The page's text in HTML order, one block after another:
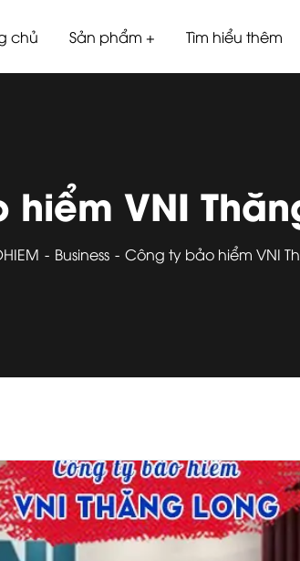
chủ Sản phẩm Tìm hiểu thêm
VNI
Business Công ty bảo hiểm VNI